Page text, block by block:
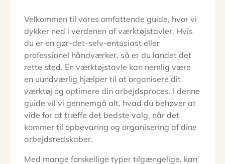
Velkommen til vores omfattende guide, hvor vi
dykker ned i verdenen af værktøjstavler. Hvis
du er en gør-det-selv-entusiast eller
professionel håndværker, så er du landet det
rette sted. En værktøjstavle kan nemlig være
en uundværlig hjælper til at organisere dit
værktøj og optimere din arbejdsproces. I denne
guide vil vi gennemgå alt, hvad du behøver at
vide for at træffe det bedste valg, når det
kommer til opbevaring og organisering af dine
arbejdsredskaber.
Med mange forskellige typer tilgængelige, kan